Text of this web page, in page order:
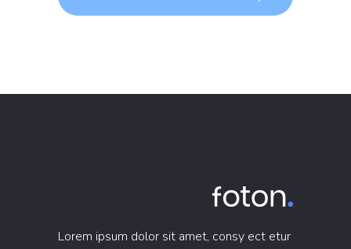
Lorem ipsum dolor sit amet, consy ect etur